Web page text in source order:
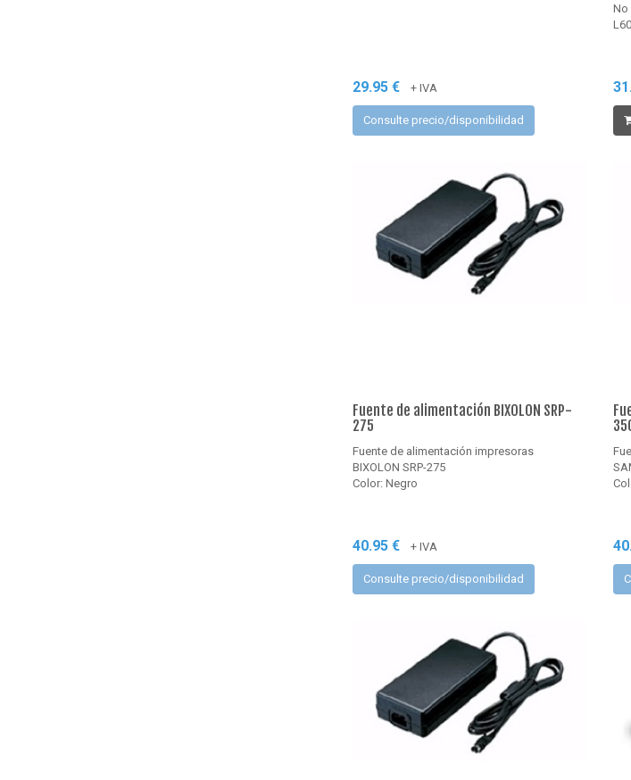
29.95 € + IVA
Consulte precio/disponibilidad
No
Fuente de alimentación BIXOLON SRP-
275
Fuente de alimentación impresoras
BIXOLON SRP-275
Color: Negro
40.95 € + IVA
Consulte precio/disponibilidad